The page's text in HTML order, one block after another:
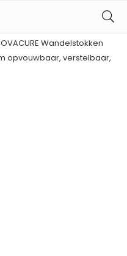
Wandelstokken
opvouwbaar, verstelbaar,